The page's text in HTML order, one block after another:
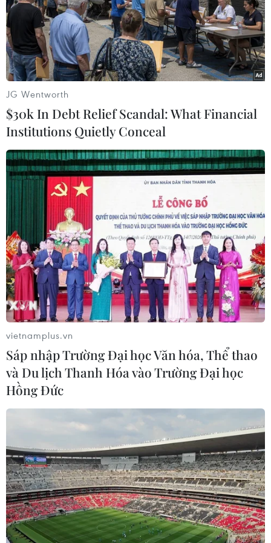
Italy đặt điều kiện để hạ nhiệt căng thẳng
song phương với Pháp
07/02/2019 23:31
Phó Thủ tướng Italy Matteo Salvini khẳng định chính phủ
nước này không muốn có sự bất hòa với Pháp, nhưng
cũng đề nghị Pháp phải giải quyết 3 vấn đề cơ bản.
Hy vọng giải quyết căng thẳng ngoại giao
giữa Italy và Pháp
JG Wentworth
$30k In Debt Relief Scandal: What Financial
Institutions Quietly Conceal
vietnamplus.vn
Sáp nhập Trường Đại học Văn hóa, Thể thao
và Du lịch Thanh Hóa vào Trường Đại học
Hồng Đức